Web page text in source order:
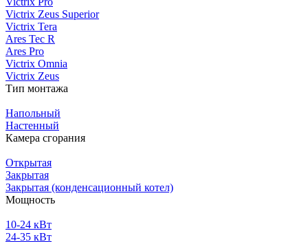
Victrix Zeus Superior
Victrix Tera
Ares Tec R
Ares Pro
Victrix Omnia
Victrix Zeus
Тип монтажа
Напольный
Настенный
Камера сгорания
Открытая
Закрытая
Закрытая (конденсационный котел)
Мощность
10-24 кВт
24-35 кВт